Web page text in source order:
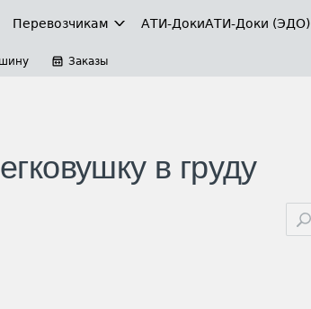
Перевозчикам АТИ-ДокиАТИ-Доки (ЭДО)
Заказы
в груду